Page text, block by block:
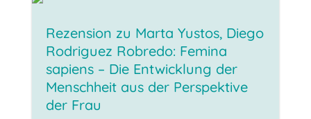
Rezension zu Marta Yustos, Diego
Rodriguez Robredo: Femina
sapiens – Die Entwicklung der
Menschheit aus der Perspektive
der Frau